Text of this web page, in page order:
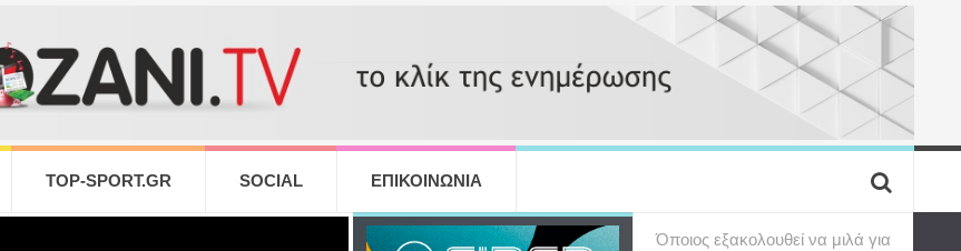
TOP-SPORT.GR SOCIAL ΕΠΙΚΟΙΝΩΝΙΑ
Όποιος εξακολουθεί να μιλά για